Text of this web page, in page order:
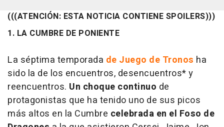
(((ATENCIÓN: ESTA NOTICIA CONTIENE SPOILERS)))
1. LA CUMBRE DE PONIENTE
La séptima temporada de Juego de Tronos ha
sido la de los encuentros, desencuentros* y
reencuentros. Un choque continuo de
protagonistas que ha tenido uno de sus picos
más altos en la Cumbre celebrada en el Foso de